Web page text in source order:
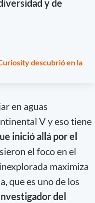
y de
descubrió en la
en aguas
V y eso tiene
inició allá por el
el foco en el
maximiza
que es uno de los
del